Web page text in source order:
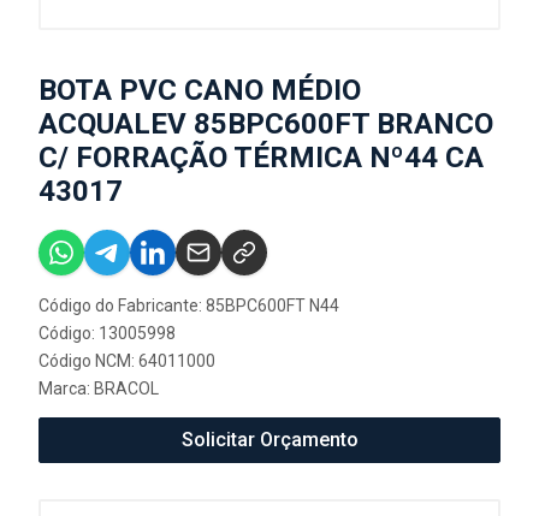
BOTA PVC CANO MÉDIO
ACQUALEV 85BPC600FT BRANCO
C/ FORRAÇÃO TÉRMICA Nº44 CA
43017
Código do Fabricante: 85BPC600FT N44
Código: 13005998
Código NCM: 64011000
Marca: BRACOL
Solicitar Orçamento